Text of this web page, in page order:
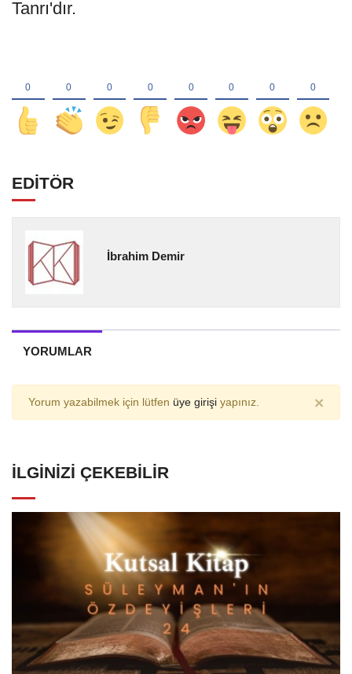
Tanrı'dır.
EDİTÖR
İbrahim Demir
YORUMLAR
Yorum yazabilmek için lütfen üye girişi yapınız. ×
İLGINIZI ÇEKEBILIR